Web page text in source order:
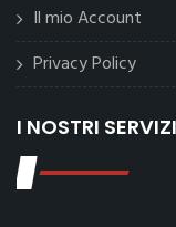
Il mio Account
Privacy Policy
I NOSTRI SERVIZI